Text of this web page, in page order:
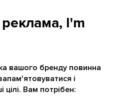
реклама, I'm
вашого бренду повинна
і
цілі. Вам потрібен: